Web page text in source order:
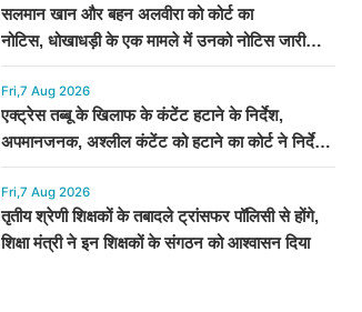
सलमान खान और बहन अलवीरा को कोर्ट का
नोटिस, धोखाधड़ी के एक मामले में उनको नोटिस जारी
किया गया है
Fri,7 Aug 2026
एक्ट्रेस तब्बू के खिलाफ के कंटेंट हटाने के निर्देश,
अपमानजनक, अश्लील कंटेंट को हटाने का कोर्ट ने निर्देश
दिया
Fri,7 Aug 2026
तृतीय श्रेणी शिक्षकों के तबादले ट्रांसफर पॉलिसी से होंगे,
शिक्षा मंत्री ने इन शिक्षकों के संगठन को आश्वासन दिया